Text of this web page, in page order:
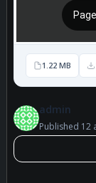
1.22 MB
admin
Published 12